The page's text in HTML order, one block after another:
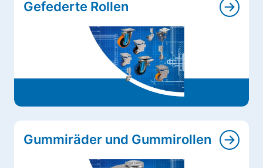
Gefederte Rollen
Gummiräder und Gummirollen